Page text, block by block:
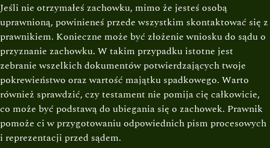
Jeśli nie otrzymałeś zachowku, mimo że jesteś osobą
uprawnioną, powinieneś przede wszystkim skontaktować się z
prawnikiem. Konieczne może być złożenie wniosku do sądu o
przyznanie zachowku. W takim przypadku istotne jest
zebranie wszelkich dokumentów potwierdzających twoje
pokrewieństwo oraz wartość majątku spadkowego. Warto
również sprawdzić, czy testament nie pomija cię całkowicie,
co może być podstawą do ubiegania się o zachowek. Prawnik
pomoże ci w przygotowaniu odpowiednich pism procesowych
i reprezentacji przed sądem.